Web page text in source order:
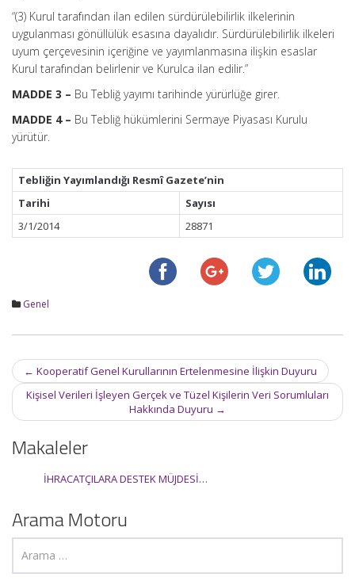
“(3) Kurul tarafından ilan edilen sürdürülebilirlik ilkelerinin
uygulanması gönüllülük esasına dayalıdır. Sürdürülebilirlik ilkeleri
uyum çerçevesinin içeriğine ve yayımlanmasına ilişkin esaslar
Kurul tarafından belirlenir ve Kurulca ilan edilir.”
MADDE 3 – Bu Tebliğ yayımı tarihinde yürürlüğe girer.
MADDE 4 – Bu Tebliğ hükümlerini Sermaye Piyasası Kurulu
yürütür.
Tebliğin Yayımlandığı Resmî Gazete’nin
Tarihi
Sayısı
3/1/2014
28871
Genel
Post
navigation
← Kooperatif Genel Kurullarının Ertelenmesine İlişkin Duyuru
Kişisel Verileri İşleyen Gerçek ve Tüzel Kişilerin Veri Sorumluları
Hakkında Duyuru →
Makaleler
İHRACATÇILARA DESTEK MÜJDESİ…
Arama Motoru